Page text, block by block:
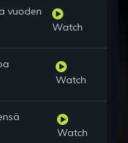
vuoden
Watch
Watch
Watch